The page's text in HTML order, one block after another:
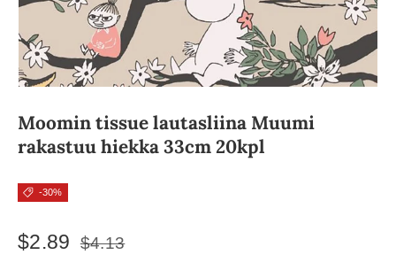
Moomin tissue lautasliina Muumi
rakastuu hiekka 33cm 20kpl
-30%
$2.89 $4.13